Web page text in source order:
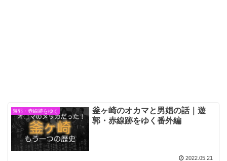
遊郭・赤線跡をゆく
釜ヶ崎のオカマと男娼の話｜遊
郭・赤線跡をゆく番外編
2022.05.21